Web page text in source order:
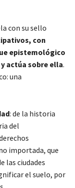
con su sello
con
epistemológico
actúa sobre ella.
una
: de la historia
del
importada, que
las ciudades
el suelo, por